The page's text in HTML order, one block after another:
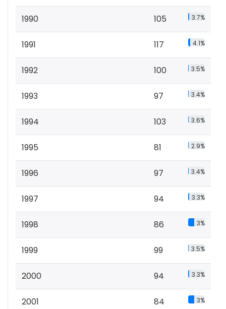
1990 105 3.7%
1991 117 4.1%
1992 100 3.5%
1993 97 3.4%
1994 103 3.6%
1995 81 2.9%
1996 97 3.4%
1997 94 3.3%
1998 86 3%
1999 99 3.5%
2000 94 3.3%
2001 84 3%